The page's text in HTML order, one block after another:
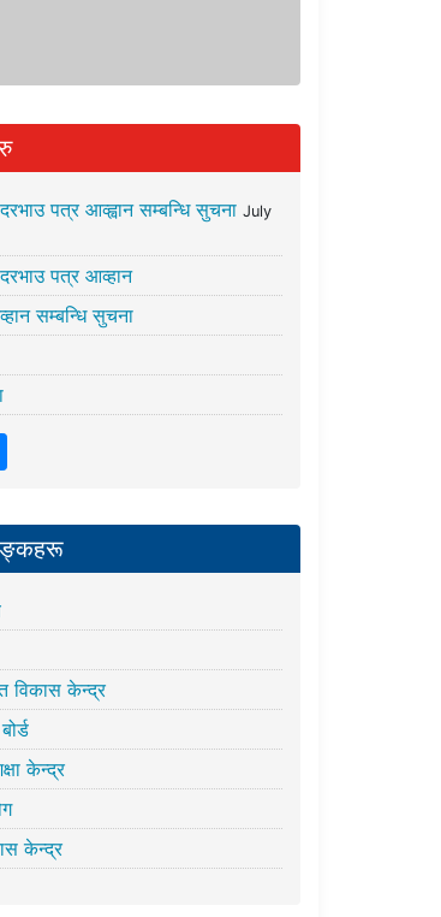
पत्र आव्ह्वान सम्बन्धि सुचना July
पत्र आव्हान
सम्बन्धि सुचना
विकास केन्द्र
केन्द्र
केन्द्र